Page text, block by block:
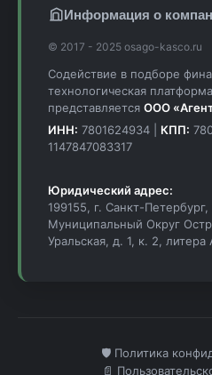
Информация о
© 2017 - 2025 osago-kasco.ru
Содействие в подборе
технологическая
представляется ООО
ИНН: 7801624934 | КПП:
1147847083317
Юридический адрес:
199155, г. Санкт-Петербург,
Муниципальный Округ
Уральская, д. 1, к. 2,
🛡️ Политика
📄